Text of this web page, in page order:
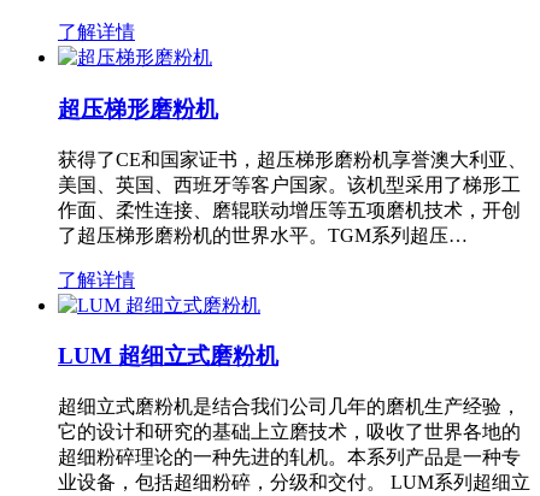
了解详情
超压梯形磨粉机
获得了CE和国家证书，超压梯形磨粉机享誉澳大利亚、
美国、英国、西班牙等客户国家。该机型采用了梯形工
作面、柔性连接、磨辊联动增压等五项磨机技术，开创
了超压梯形磨粉机的世界水平。TGM系列超压…
了解详情
LUM 超细立式磨粉机
超细立式磨粉机是结合我们公司几年的磨机生产经验，
它的设计和研究的基础上立磨技术，吸收了世界各地的
超细粉碎理论的一种先进的轧机。本系列产品是一种专
业设备，包括超细粉碎，分级和交付。 LUM系列超细立